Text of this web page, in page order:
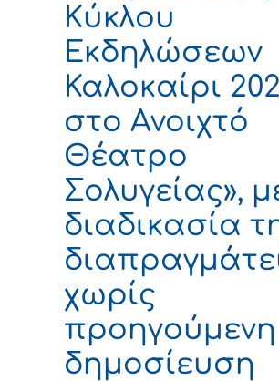
Κύκλου
Εκδηλώσεων
Καλοκαίρι
στο Ανοιχτό
Θέατρο
Σολυγείας»,
διαδικασία
χωρίς
προηγούμενη
δημοσίευση